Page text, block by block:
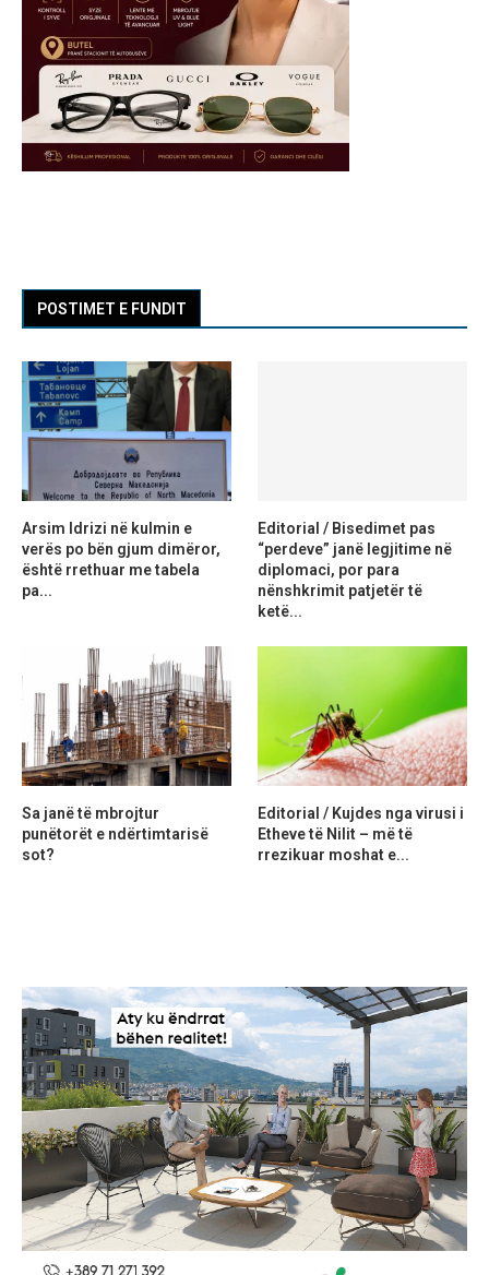
POSTIMET E FUNDIT
Arsim Idrizi në kulmin e
verës po bën gjum dimëror,
është rrethuar me tabela
pa...
Editorial / Bisedimet pas
“perdeve” janë legjitime në
diplomaci, por para
nënshkrimit patjetër të
ketë...
Sa janë të mbrojtur
punëtorët e ndërtimtarisë
sot?
Editorial / Kujdes nga virusi i
Etheve të Nilit – më të
rrezikuar moshat e...